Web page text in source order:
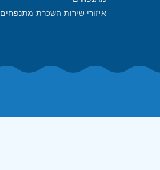
איזורי שירות השכרת מתנפחים